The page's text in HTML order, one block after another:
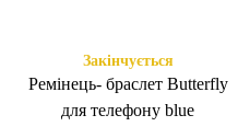
Закінчується
Ремінець- браслет Butterfly
для телефону blue